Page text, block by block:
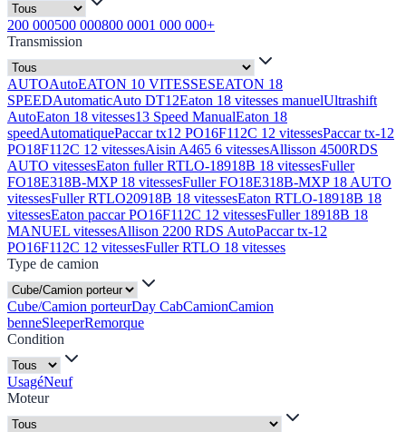
200 000500 000800 0001 000 000+
Transmission
AUTOAutoEATON 10 VITESSESEATON 18
SPEEDAutomaticAuto DT12Eaton 18 vitesses manuelUltrashift
AutoEaton 18 vitesses13 Speed ManualEaton 18
speedAutomatiquePaccar tx12 PO16F112C 12 vitessesPaccar tx-12
PO18F112C 12 vitessesAisin A465 6 vitessesAllisson 4500RDS
AUTO vitessesEaton fuller RTLO-18918B 18 vitessesFuller
FO18E318B-MXP 18 vitessesFuller FO18E318B-MXP 18 AUTO
vitessesFuller RTLO20918B 18 vitessesEaton RTLO-18918B 18
vitessesEaton paccar PO16F112C 12 vitessesFuller 18918B 18
MANUEL vitessesAllison 2200 RDS AutoPaccar tx-12
PO16F112C 12 vitessesFuller RTLO 18 vitesses
Type de camion
Cube/Camion porteurDay CabCamionCamion
benneSleeperRemorque
Condition
UsagéNeuf
Moteur